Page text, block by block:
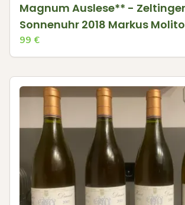
Magnum Auslese** - Zeltinger
Sonnenuhr 2018 Markus
99 €